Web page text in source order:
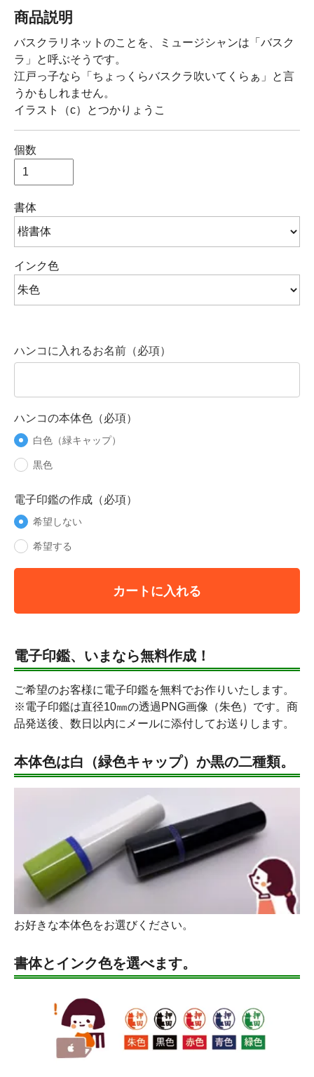
商品説明
バスクラリネットのことを、ミュージシャンは「バスク
ラ」と呼ぶそうです。
江戸っ子なら「ちょっくらバスクラ吹いてくらぁ」と言
うかもしれません。
イラスト（c）とつかりょうこ
個数
書体
インク色
ハンコに入れるお名前（必項）
ハンコの本体色（必項）
白色（緑キャップ）
黒色
電子印鑑の作成（必項）
希望しない
希望する
カートに入れる
電子印鑑、いまなら無料作成！
ご希望のお客様に電子印鑑を無料でお作りいたします。
※電子印鑑は直径10㎜の透過PNG画像（朱色）です。商
品発送後、数日以内にメールに添付してお送りします。
本体色は白（緑色キャップ）か黒の二種類。
お好きな本体色をお選びください。
書体とインク色を選べます。